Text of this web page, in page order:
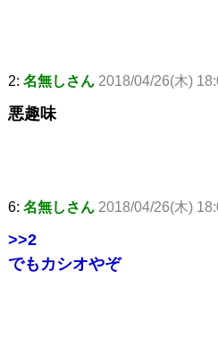
2: 名無しさん 2018/04/26(木)
悪趣味
6: 名無しさん 2018/04/26(木)
>>2
でもカシオやぞ